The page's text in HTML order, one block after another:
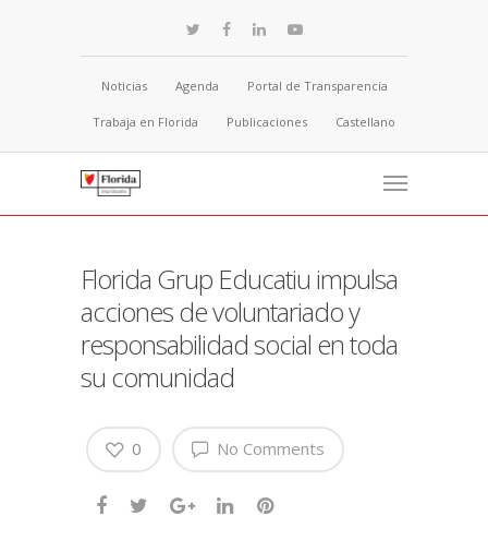
Noticias Agenda Portal de Transparencia
Trabaja en Florida Publicaciones Castellano
Florida Grup Educatiu impulsa
acciones de voluntariado y
responsabilidad social en toda
su comunidad
No Comments
0